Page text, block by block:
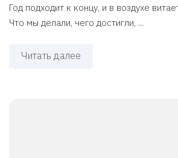
Год подходит к концу, и в воздухе
Что мы делали, чего достигли, ...
Читать далее